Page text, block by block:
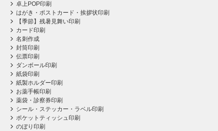
卓上POP印刷
はがき・ポストカード・挨拶状印刷
【季節】残暑見舞い印刷
カード印刷
名刺作成
封筒印刷
伝票印刷
ダンボール印刷
紙袋印刷
紙製ホルダー印刷
お薬手帳印刷
薬袋・診察券印刷
シール・ステッカー・ラベル印刷
ポケットティッシュ印刷
のぼり印刷